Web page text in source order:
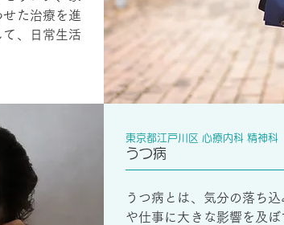
た治療を進
、日常生活
東京都江戸川区 心療内科 精神科
うつ病
うつ病とは、気分の落ち
や仕事に大きな影響を及